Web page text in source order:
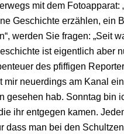
mit dem Fotoapparat:
Geschichte erzählen, ein
werden Sie fragen: „Seit
ist eigentlich aber
des pfiffigen
neuerdings am Kanal
gesehen hab. Sonntag bin
ihr entgegen kamen.
dass man bei den